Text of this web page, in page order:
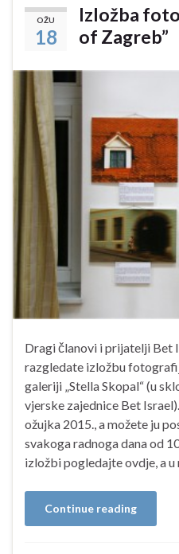
OŽU
18
Izložba
of Zagreb”
Dragi članovi i prijatelji Bet
razgledate izložbu
galeriji „Stella Skopal“ (u
vjerske zajednice Bet
ožujka 2015., a možete ju
svakoga radnoga dana od
izložbi pogledajte ovdje, a u
Continue reading